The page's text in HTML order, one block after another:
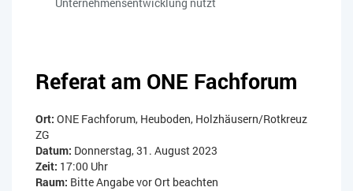
Referat am ONE Fachforum
Ort: ONE Fachforum, Heuboden, Holzhäusern/Rotkreuz
ZG
Datum: Donnerstag, 31. August 2023
Zeit: 17:00 Uhr
Raum: Bitte Angabe vor Ort beachten